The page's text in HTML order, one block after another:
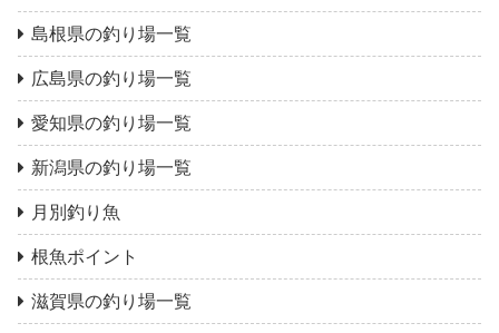
島根県の釣り場一覧
広島県の釣り場一覧
愛知県の釣り場一覧
新潟県の釣り場一覧
月別釣り魚
根魚ポイント
滋賀県の釣り場一覧